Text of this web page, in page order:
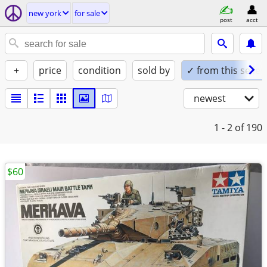
new york for sale
post acct
+ price condition sold by ✓ from this seller
newest
1 - 2 of 190
$60